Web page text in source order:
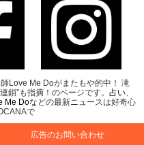
Love Me Doがまたもや的中！ 滝
鎖”も指摘！のページです。 占い、
Me Doなどの最新ニュースは好奇心
で
広告のお問い合わせ